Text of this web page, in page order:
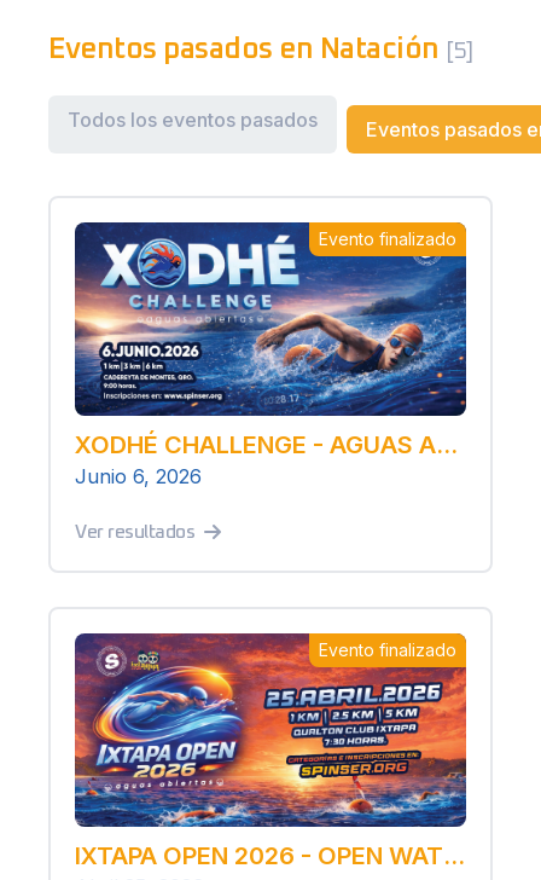
Eventos pasados en Natación [5]
Todos los eventos pasados Eventos pasados
Evento finalizado
XODHÉ CHALLENGE - AGUAS ABIERTAS
Junio 6, 2026
Ver resultados
Evento finalizado
IXTAPA OPEN 2026 - OPEN WATER